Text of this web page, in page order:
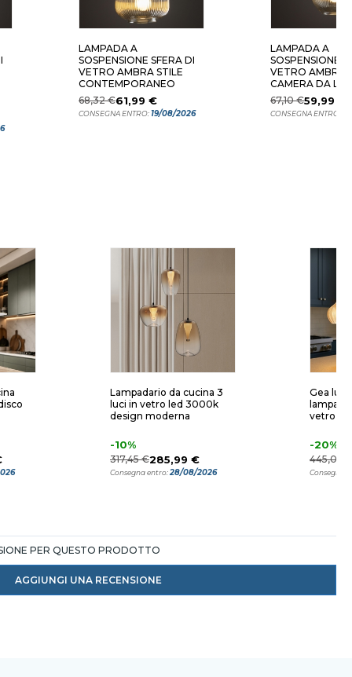
LAMPADA A
SOSPENSIONE SFERA DI
VETRO AMBRA STILE
CONTEMPORANEO
68,32 €61,99 €
CONSEGNA ENTRO:19/08/2026
LAMPADA A
SOSPENSIONE
VETRO AMBRA
CAMERA DA
67,10 €59,99 €
CONSEGNA ENTRO:
Lampadario da cucina 3
luci in vetro led 3000k
design moderna
-10%
317,45 €285,99 €
Consegna entro:28/08/2026
Gea
vetro 3
-20%
445,00
Consegna
PER QUESTO PRODOTTO
AGGIUNGI UNA RECENSIONE